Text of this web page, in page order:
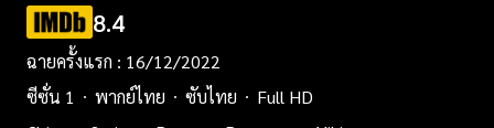
8.4
ฉายครั้งแรก : 16/12/2022
ซีซั่น 1
พากย์ไทย ซับไทย
Full HD